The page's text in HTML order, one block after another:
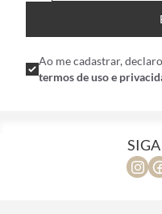
Ao me cadastrar,
termos de uso e